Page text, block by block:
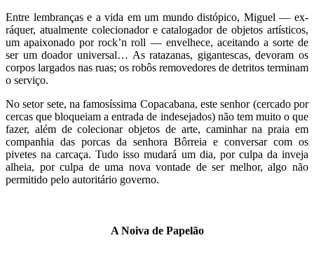
Entre lembranças e a vida em um mundo distópico, Miguel — ex-
ráquer, atualmente colecionador e catalogador de objetos artísticos,
um apaixonado por rock’n roll — envelhece, aceitando a sorte de
ser um doador universal… As ratazanas, gigantescas, devoram os
corpos largados nas ruas; os robôs removedores de detritos terminam
o serviço.
No setor sete, na famosíssima Copacabana, este senhor (cercado por
cercas que bloqueiam a entrada de indesejados) não tem muito o que
fazer, além de colecionar objetos de arte, caminhar na praia em
companhia das porcas da senhora Bôrreia e conversar com os
pivetes na carcaça. Tudo isso mudará um dia, por culpa da inveja
alheia, por culpa de uma nova vontade de ser melhor, algo não
permitido pelo autoritário governo.
A Noiva de Papelão